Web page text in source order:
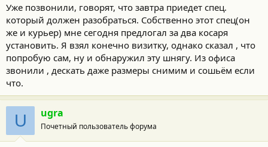
Уже позвонили, говорят, что завтра приедет спец.
который должен разобраться. Собственно этот спец(он
же и курьер) мне сегодня предлогал за два косаря
установить. Я взял конечно визитку, однако сказал , что
попробую сам, ну и обнаружил эту шнягу. Из офиса
звонили , дескать даже размеры снимим и сошьём если
что.
U ugra
Почетный пользователь форума